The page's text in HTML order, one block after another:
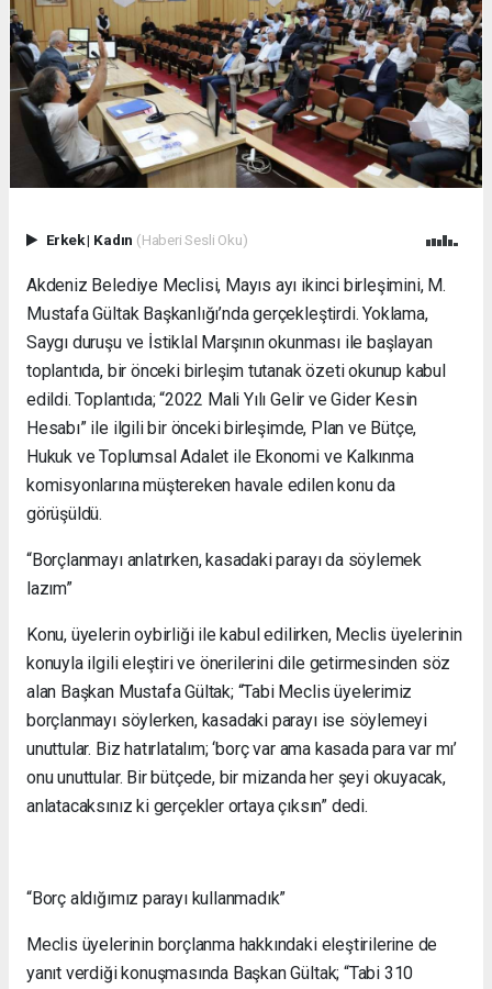
Erkek| Kadın (Haberi Sesli Oku)
Akdeniz Belediye Meclisi, Mayıs ayı ikinci birleşimini, M.
Mustafa Gültak Başkanlığı’nda gerçekleştirdi. Yoklama,
Saygı duruşu ve İstiklal Marşının okunması ile başlayan
toplantıda, bir önceki birleşim tutanak özeti okunup kabul
edildi. Toplantıda; “2022 Mali Yılı Gelir ve Gider Kesin
Hesabı” ile ilgili bir önceki birleşimde, Plan ve Bütçe,
Hukuk ve Toplumsal Adalet ile Ekonomi ve Kalkınma
komisyonlarına müştereken havale edilen konu da
görüşüldü.
“Borçlanmayı anlatırken, kasadaki parayı da söylemek
lazım”
Konu, üyelerin oybirliği ile kabul edilirken, Meclis üyelerinin
konuyla ilgili eleştiri ve önerilerini dile getirmesinden söz
alan Başkan Mustafa Gültak; “Tabi Meclis üyelerimiz
borçlanmayı söylerken, kasadaki parayı ise söylemeyi
unuttular. Biz hatırlatalım; ‘borç var ama kasada para var mı’
onu unuttular. Bir bütçede, bir mizanda her şeyi okuyacak,
anlatacaksınız ki gerçekler ortaya çıksın” dedi.
“Borç aldığımız parayı kullanmadık”
Meclis üyelerinin borçlanma hakkındaki eleştirilerine de
yanıt verdiği konuşmasında Başkan Gültak; “Tabi 310